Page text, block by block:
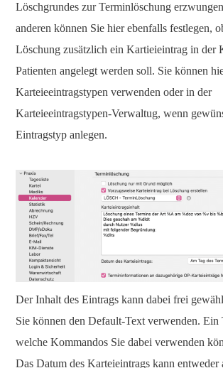
Löschgrundes zur Terminlöschung
anderen können Sie hier ebenfalls festlegen,
Löschung zusätzlich ein Kartieieintrag in der
Patienten angelegt werden soll. Sie können
Karteieeintragstypen verwenden oder in der
Karteieeintragstypen-Verwaltug, wenn
Eintragstyp anlegen.
Der Inhalt des Eintrags kann dabei frei
Sie können den Default-Text verwenden. Ein
welche Kommandos Sie dabei verwenden
Das Datum des Karteieintrags kann entweder